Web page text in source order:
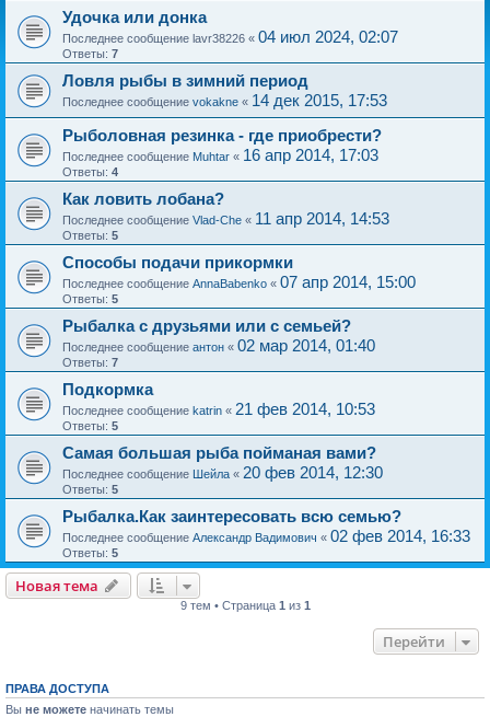
Удочка или донка
Последнее сообщение lavr38226 « 04 июл 2024, 02:07
Ответы: 7
Ловля рыбы в зимний период
Последнее сообщение vokakne « 14 дек 2015, 17:53
Рыболовная резинка - где приобрести?
Последнее сообщение Muhtar « 16 апр 2014, 17:03
Ответы: 4
Как ловить лобана?
Последнее сообщение Vlad-Che « 11 апр 2014, 14:53
Ответы: 5
Способы подачи прикормки
Последнее сообщение AnnaBabenko « 07 апр 2014, 15:00
Ответы: 5
Рыбалка с друзьями или с семьей?
Последнее сообщение антон « 02 мар 2014, 01:40
Ответы: 7
Подкормка
Последнее сообщение katrin « 21 фев 2014, 10:53
Ответы: 5
Самая большая рыба пойманая вами?
Последнее сообщение Шейла « 20 фев 2014, 12:30
Ответы: 5
Рыбалка.Как заинтересовать всю семью?
Последнее сообщение Александр Вадимович « 02 фев 2014, 16:33
Ответы: 5
Новая тема
9 тем • Страница 1 из 1
Перейти
ПРАВА ДОСТУПА
Вы не можете начинать темы